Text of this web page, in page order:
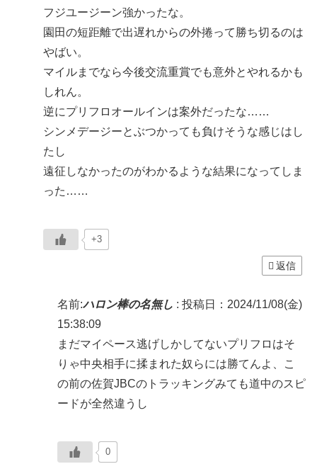
フジユージーン強かったな。
園田の短距離で出遅れからの外捲って勝ち切るのは
やばい。
マイルまでなら今後交流重賞でも意外とやれるかも
しれん。
逆にプリフロオールインは案外だったな……
シンメデージーとぶつかっても負けそうな感じはし
たし
遠征しなかったのがわかるような結果になってしま
った……
+3
返信
名前:ハロン棒の名無し : 投稿日：2024/11/08(金)
15:38:09
まだマイペース逃げしかしてないプリフロはそ
りゃ中央相手に揉まれた奴らには勝てんよ、こ
の前の佐賀JBCのトラッキングみても道中のスピ
ードが全然違うし
0